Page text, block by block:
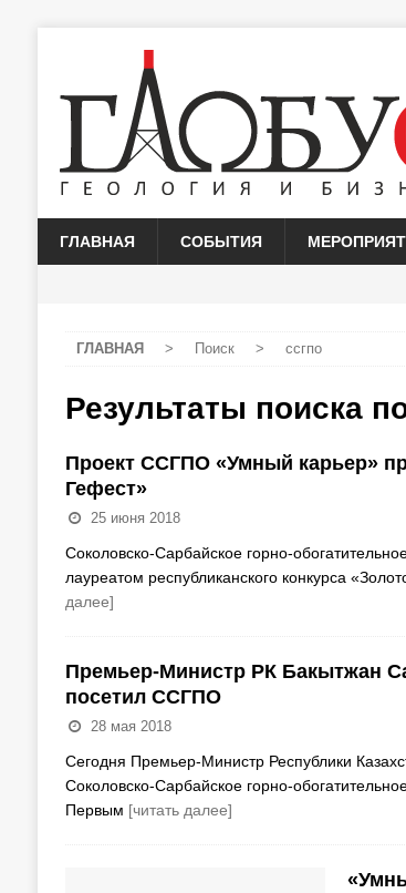
ГЛАВНАЯ СОБЫТИЯ
ГЛАВНАЯ > Поиск > ссгпо
Результаты поиска
Проект ССГПО «Умный карьер»
Гефест»
25 июня 2018
Соколовско-Сарбайское горно-
лауреатом республиканского конкурса
далее]
Премьер-Министр РК Бакытжан
посетил ССГПО
28 мая 2018
Сегодня Премьер-Министр Республики
Соколовско-Cарбайское горно-
Первым [читать далее]